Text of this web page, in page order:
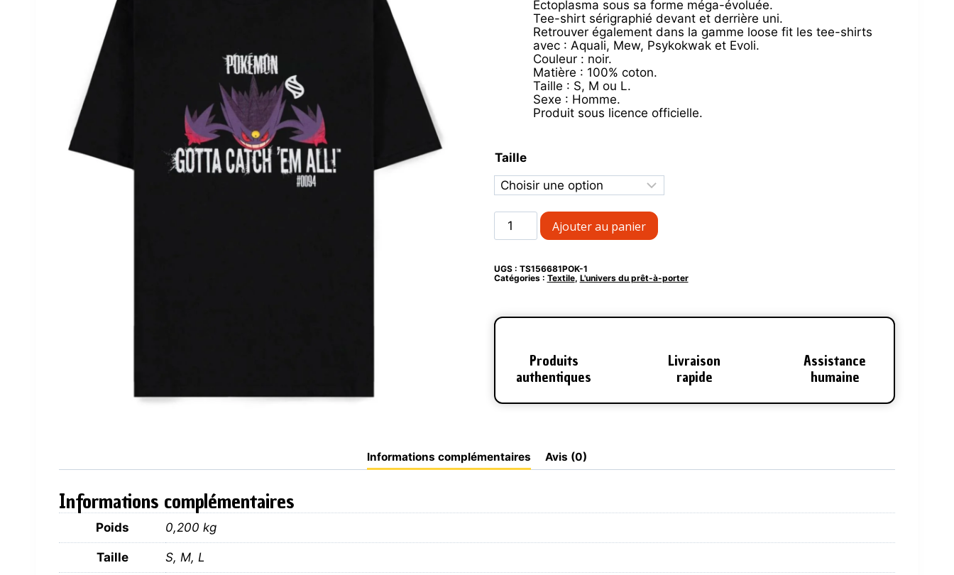
Ectoplasma sous sa forme méga-évoluée.
Tee-shirt sérigraphié devant et derrière uni.
Retrouver également dans la gamme loose fit les tee-shirts
avec : Aquali, Mew, Psykokwak et Evoli.
Couleur : noir.
Matière : 100% coton.
Taille : S, M ou L.
Sexe : Homme.
Produit sous licence officielle.
Taille
quantité
Tee-
loose
fit
Ajouter au panier
UGS : TS156681POK-1
Catégories : Textile, L'univers du prêt-à-porter
Produits
authentiques
Livraison
rapide
Assistance
humaine
Informations complémentaires Avis (0)
Informations complémentaires
Poids 0,200 kg
Taille S, M, L